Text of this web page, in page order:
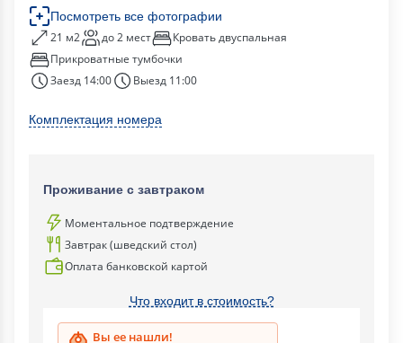
Посмотреть все фотографии
21 м2 до 2 мест
Кровать двуспальная
Прикроватные тумбочки
Заезд 14:00
Выезд 11:00
Комплектация номера
Проживание с завтраком
Моментальное подтверждение
Завтрак (шведский стол)
Оплата банковской картой
Что входит в стоимость?
Вы ее нашли!